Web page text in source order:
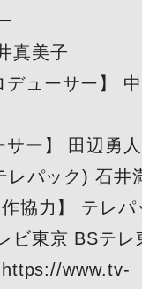
真美子
デューサー】
サー】 田辺勇
レパック) 石井
協力】 テレパ
ビ東京 BSテレ
https://www.tv-